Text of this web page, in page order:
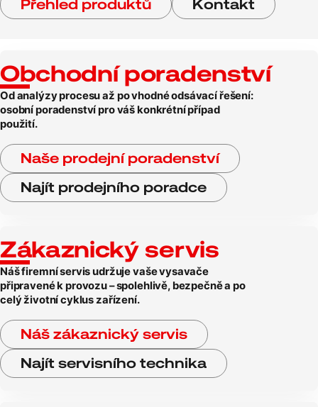
Přehled produktů Kontakt
Obchodní poradenství
Od analýzy procesu až po vhodné odsávací řešení:
osobní poradenství pro váš konkrétní případ
použití.
Naše prodejní poradenství
Najít prodejního poradce
Zákaznický servis
Náš firemní servis udržuje vaše vysavače
připravené k provozu – spolehlivě, bezpečně a po
celý životní cyklus zařízení.
Náš zákaznický servis
Najít servisního technika